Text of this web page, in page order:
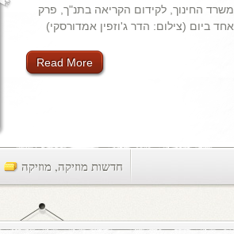
משרד החינוך, לקידום הקריאה בתנ"ך, פרק
אחד ביום (צילום: הדר ג'וזפין אמדורסקי)
Read More
חדשות מוזיקה, מוזיקה